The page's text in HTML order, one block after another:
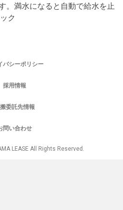
。満水になると自動で給水を止
ク
バシーポリシー
採用情報
委託先情報
問い合わせ
LEASE All Rights Reserved.